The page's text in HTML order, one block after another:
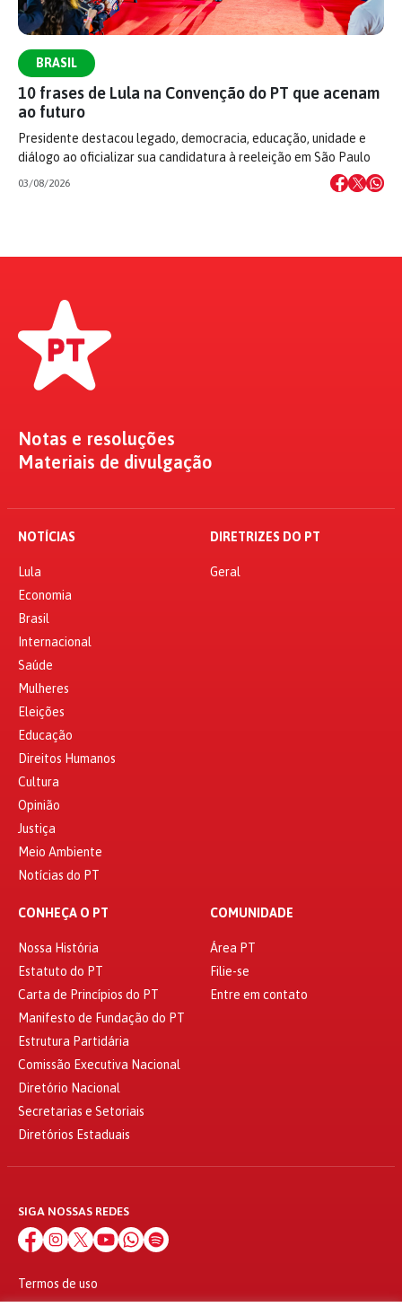
BRASIL
10 frases de Lula na Convenção do PT que acenam
ao futuro
Presidente destacou legado, democracia, educação, unidade e
diálogo ao oficializar sua candidatura à reeleição em São Paulo
03/08/2026
Notas e resoluções
Materiais de divulgação
NOTÍCIAS
Lula
Economia
Brasil
Internacional
Saúde
Mulheres
Eleições
Educação
Direitos Humanos
Cultura
Opinião
Justiça
Meio Ambiente
Notícias do PT
DIRETRIZES DO PT
Geral
CONHEÇA O PT
Nossa História
Estatuto do PT
Carta de Princípios do PT
Manifesto de Fundação do PT
Estrutura Partidária
Comissão Executiva Nacional
Diretório Nacional
Secretarias e Setoriais
Diretórios Estaduais
COMUNIDADE
Área PT
Filie-se
Entre em contato
SIGA NOSSAS REDES
Termos de uso